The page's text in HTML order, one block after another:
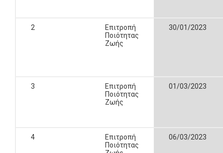
2
Επιτροπή
Ποιότητας
Ζωής
30/01/2023
3
Επιτροπή
Ποιότητας
Ζωής
01/03/2023
4
Επιτροπή
Ποιότητας
06/03/2023